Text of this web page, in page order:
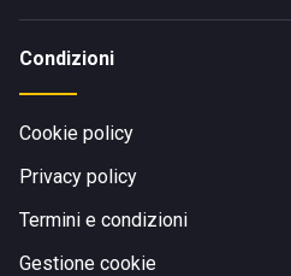
Condizioni
Cookie policy
Privacy policy
Termini e condizioni
Gestione cookie